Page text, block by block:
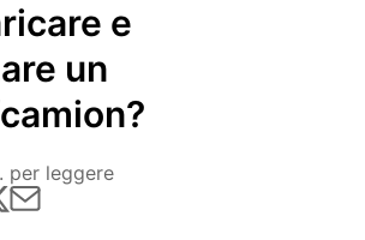
e
un
per leggere